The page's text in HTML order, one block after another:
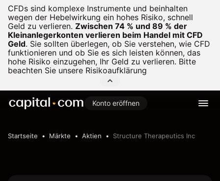
CFDs sind komplexe Instrumente und beinhalten
wegen der Hebelwirkung ein hohes Risiko, schnell
Geld zu verlieren. Zwischen 74 % und 89 % der
Kleinanlegerkonten verlieren beim Handel mit CFD
Geld. Sie sollten überlegen, ob Sie verstehen, wie CFD
funktionieren und ob Sie es sich leisten können, das
hohe Risiko einzugehen, Ihr Geld zu verlieren. Bitte
beachten Sie unsere Risikoaufklärung
Konto eröffnen
Startseite Märkte Aktien Structure Therapeutics Inc